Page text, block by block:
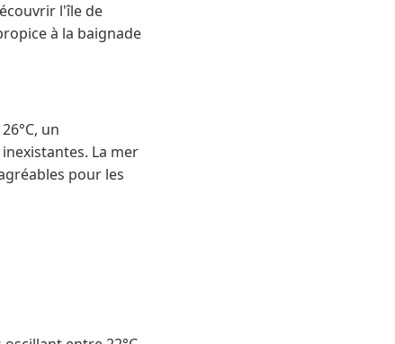
l'île de
à la baignade
un
La mer
pour les